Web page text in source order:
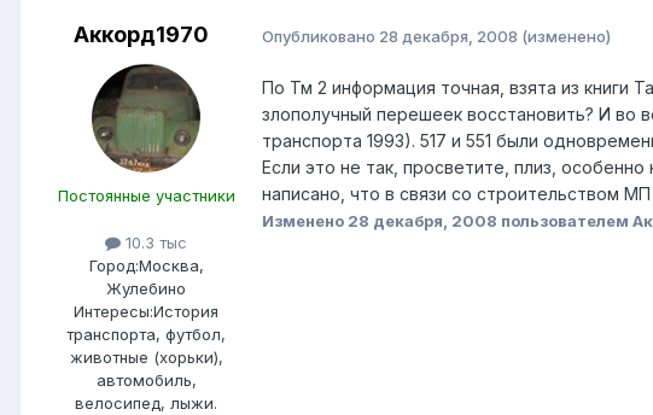
Аккорд1970
Постоянные участники
10.3 тыс
Город:Москва,
Жулебино
Интересы:История
транспорта, футбол,
животные (хорьки),
автомобиль,
велосипед, лыжи.
Опубликовано 28 декабря, 2008 (изменено)
По Тм 2 информация точная, взята из книги
злополучный перешеек восстановить? И во
транспорта 1993). 517 и 551 были
Если это не так, просветите, плиз,
написано, что в связи со строительством
Изменено 28 декабря, 2008 пользователем